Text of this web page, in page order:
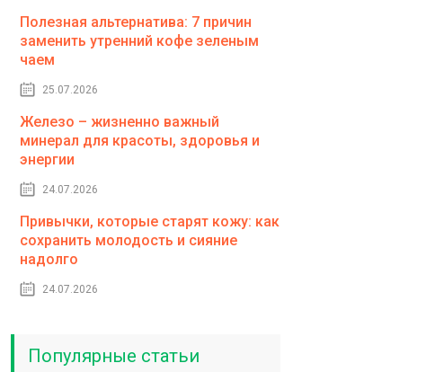
Полезная альтернатива: 7 причин
заменить утренний кофе зеленым
чаем
25.07.2026
Железо – жизненно важный
минерал для красоты, здоровья и
энергии
24.07.2026
Привычки, которые старят кожу: как
сохранить молодость и сияние
надолго
24.07.2026
Популярные статьи